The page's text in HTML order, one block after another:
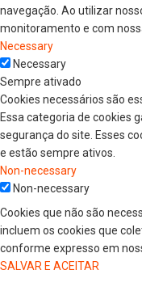
navegação. Ao utilizar
monitoramento e com
Necessary
Necessary
Sempre ativado
Cookies necessários são
Essa categoria de cookies
segurança do site. Esses
e estão sempre ativos.
Non-necessary
Non-necessary
Cookies que não são
incluem os cookies que
conforme expresso em
SALVAR E ACEITAR